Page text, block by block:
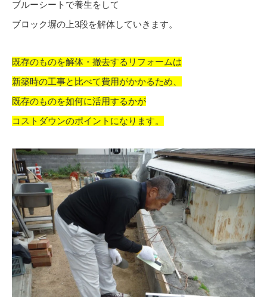
ブルーシートで養生をして
ブロック塀の上3段を解体していきます。
既存のものを解体・撤去するリフォームは
新築時の工事と比べて費用がかかるため、
既存のものを如何に活用するかが
コストダウンのポイントになります。